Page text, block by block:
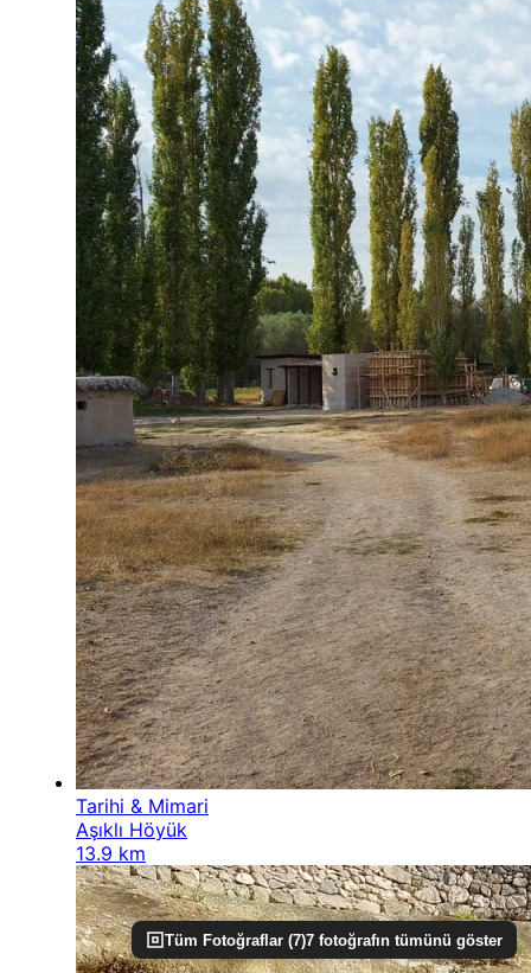
Tüm Fotoğraflar (7)7 fotoğrafın tümünü göster
Tarihi & Mimari
Aşıklı Höyük
13.9 km